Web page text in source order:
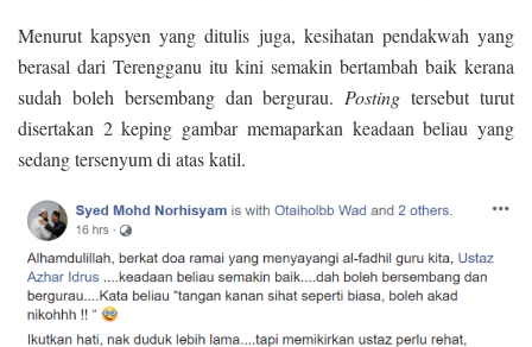
Menurut kapsyen yang ditulis juga, kesihatan pendakwah yang
berasal dari Terengganu itu kini semakin bertambah baik kerana
sudah boleh bersembang dan bergurau. Posting tersebut turut
disertakan 2 keping gambar memaparkan keadaan beliau yang
sedang tersenyum di atas katil.